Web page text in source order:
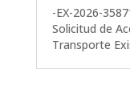
-EX-2026-
Solicitud de
Transporte